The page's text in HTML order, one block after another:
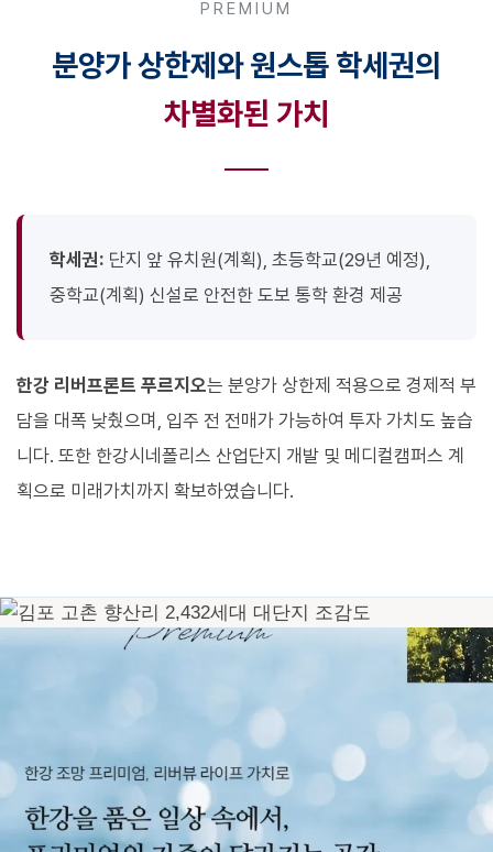
PREMIUM
분양가 상한제와 원스톱 학세권의
차별화된 가치
학세권: 단지 앞 유치원(계획), 초등학교(29년 예정),
중학교(계획) 신설로 안전한 도보 통학 환경 제공
한강 리버프론트 푸르지오는 분양가 상한제 적용으로 경제적 부
담을 대폭 낮췄으며, 입주 전 전매가 가능하여 투자 가치도 높습
니다. 또한 한강시네폴리스 산업단지 개발 및 메디컬캠퍼스 계
획으로 미래가치까지 확보하였습니다.